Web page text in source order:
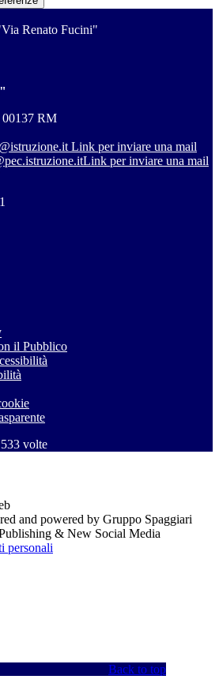
Renato Fucini"
RM
Link per inviare una mail
Link per inviare una mail
il Pubblico
533 volte
and powered by Gruppo Spaggiari
& New Social Media
personali
Back to top